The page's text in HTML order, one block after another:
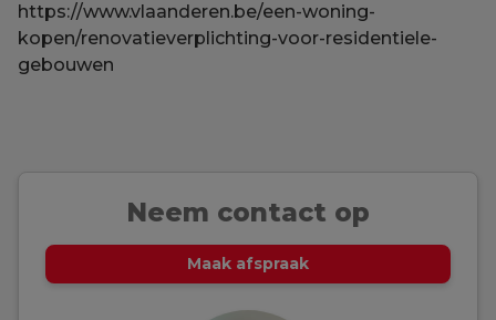
https://www.vlaanderen.be/een-woning-
kopen/renovatieverplichting-voor-residentiele-
gebouwen
Neem contact op
Maak afspraak